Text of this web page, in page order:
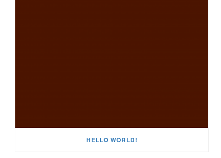
HELLO WORLD!